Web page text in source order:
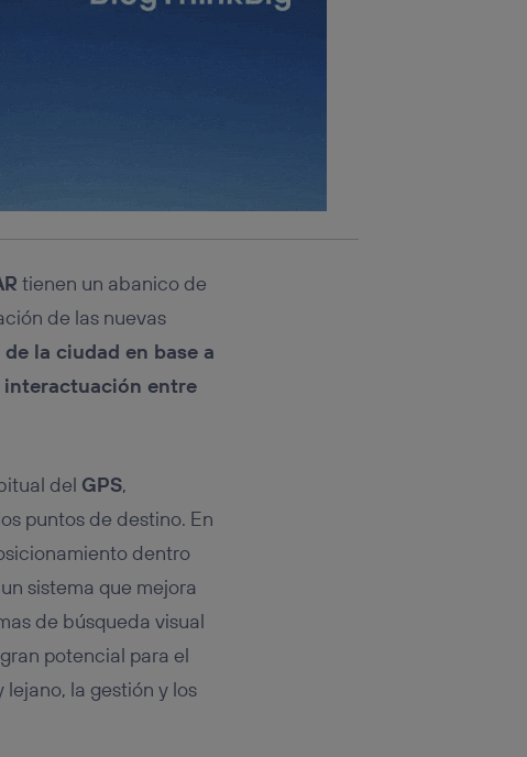
tienen un abanico de
de las nuevas
la ciudad en base a
interactuación entre
del GPS,
puntos de destino. En
dentro
sistema que mejora
de búsqueda visual
potencial para el
la gestión y los
se
hogar que
basará
en la parte
.